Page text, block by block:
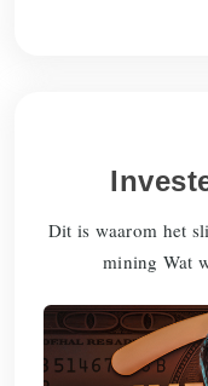
Dit is waarom het
mining Wat